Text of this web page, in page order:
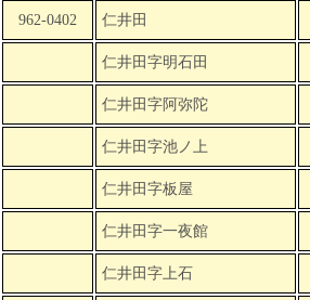
962-0402 仁井田
仁井田字明石田
仁井田字阿弥陀
仁井田字池ノ上
仁井田字板屋
仁井田字一夜館
仁井田字上石